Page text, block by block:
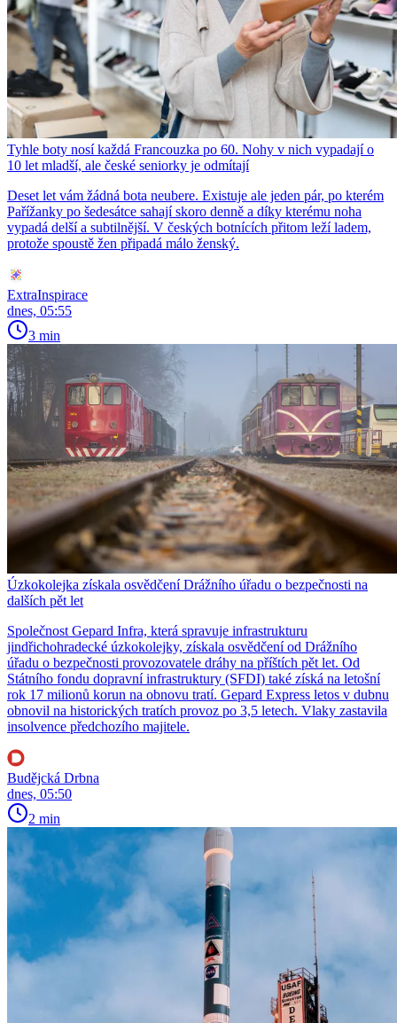
Tyhle boty nosí každá Francouzka po 60. Nohy v nich vypadají o
10 let mladší, ale české seniorky je odmítají
Deset let vám žádná bota neubere. Existuje ale jeden pár, po kterém
Pařížanky po šedesátce sahají skoro denně a díky kterému noha
vypadá delší a subtilnější. V českých botnících přitom leží ladem,
protože spoustě žen připadá málo ženský.
ExtraInspirace
dnes, 05:55
3 min
Úzkokolejka získala osvědčení Drážního úřadu o bezpečnosti na
dalších pět let
Společnost Gepard Infra, která spravuje infrastrukturu
jindřichohradecké úzkokolejky, získala osvědčení od Drážního
úřadu o bezpečnosti provozovatele dráhy na příštích pět let. Od
Státního fondu dopravní infrastruktury (SFDI) také získá na letošní
rok 17 milionů korun na obnovu tratí. Gepard Express letos v dubnu
obnovil na historických tratích provoz po 3,5 letech. Vlaky zastavila
insolvence předchozího majitele.
Budějcká Drbna
dnes, 05:50
2 min